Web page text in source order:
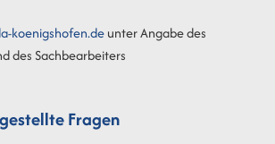
koenigshofen.deunter Angabe des
des Sachbearbeiters
Fragen